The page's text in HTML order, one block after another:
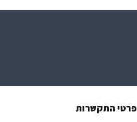
פרטי התקשרות